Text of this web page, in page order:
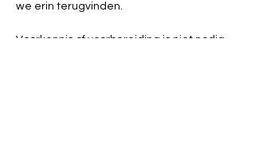
we erin terugvinden.
Voorkennis of voorbereiding is niet nodig.